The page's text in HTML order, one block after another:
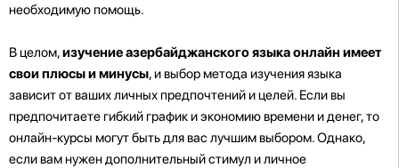
необходимую помощь.
В целом,изучение азербайджанского языка онлайн имеет
свои плюсы и минусы, и выбор метода изучения языка
зависит от ваших личных предпочтений и целей. Если вы
предпочитаете гибкий график и экономию времени и денег, то
онлайн-курсы могут быть для вас лучшим выбором. Однако,
если вам нужен дополнительный стимул и личное